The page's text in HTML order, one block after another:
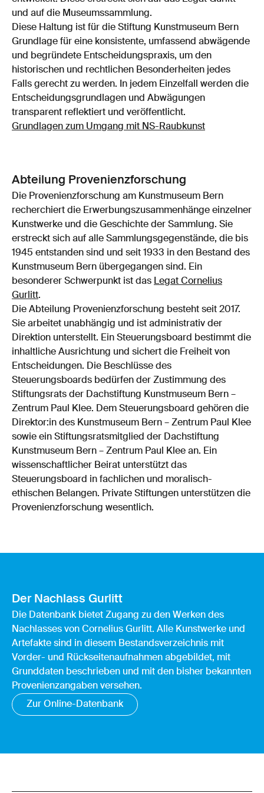
und auf die Museumssammlung.
Diese Haltung ist für die Stiftung Kunstmuseum Bern
Grundlage für eine konsistente, umfassend abwägende
und begründete Entscheidungspraxis, um den
historischen und rechtlichen Besonderheiten jedes
Falls gerecht zu werden. In jedem Einzelfall werden die
Entscheidungsgrundlagen und Abwägungen
transparent reflektiert und veröffentlicht.
Grundlagen zum Umgang mit NS-Raubkunst
Abteilung Provenienzforschung
Die Provenienzforschung am Kunstmuseum Bern
recherchiert die Erwerbungszusammenhänge einzelner
Kunstwerke und die Geschichte der Sammlung. Sie
erstreckt sich auf alle Sammlungsgegenstände, die bis
1945 entstanden sind und seit 1933 in den Bestand des
Kunstmuseum Bern übergegangen sind. Ein
besonderer Schwerpunkt ist das Legat Cornelius
Gurlitt.
Die Abteilung Provenienzforschung besteht seit 2017.
Sie arbeitet unabhängig und ist administrativ der
Direktion unterstellt. Ein Steuerungsboard bestimmt die
inhaltliche Ausrichtung und sichert die Freiheit von
Entscheidungen. Die Beschlüsse des
Steuerungsboards bedürfen der Zustimmung des
Stiftungsrats der Dachstiftung Kunstmuseum Bern –
Zentrum Paul Klee. Dem Steuerungsboard gehören die
Direktor:in des Kunstmuseum Bern – Zentrum Paul Klee
sowie ein Stiftungsratsmitglied der Dachstiftung
Kunstmuseum Bern – Zentrum Paul Klee an. Ein
wissenschaftlicher Beirat unterstützt das
Steuerungsboard in fachlichen und moralisch-
ethischen Belangen. Private Stiftungen unterstützen die
Provenienzforschung wesentlich.
Der Nachlass Gurlitt
Die Datenbank bietet Zugang zu den Werken des
Nachlasses von Cornelius Gurlitt. Alle Kunstwerke und
Artefakte sind in diesem Bestandsverzeichnis mit
Vorder- und Rückseitenaufnahmen abgebildet, mit
Grunddaten beschrieben und mit den bisher bekannten
Provenienzangaben versehen.
Zur Online-Datenbank